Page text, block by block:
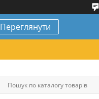
Переглянути